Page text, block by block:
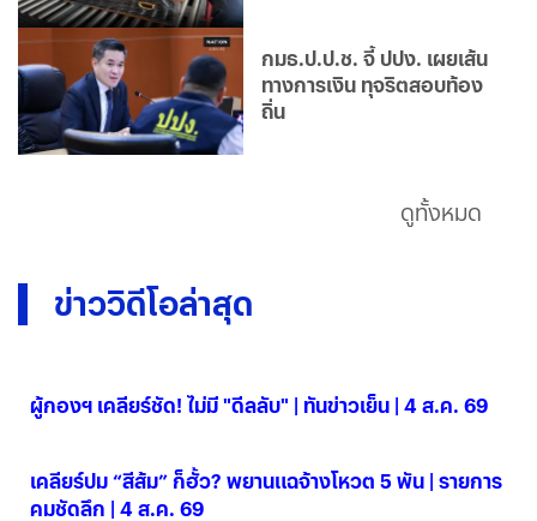
กมธ.ป.ป.ช. จี้ ปปง. เผยเส้น
ทางการเงิน ทุจริตสอบท้อง
ถิ่น
ดูทั้งหมด
ข่าววิดีโอล่าสุด
ผู้กองฯ เคลียร์ชัด! ไม่มี "ดีลลับ" | ทันข่าวเย็น | 4 ส.ค. 69
เคลียร์ปม “สีส้ม” ก็ฮั้ว? พยานแฉจ้างโหวต 5 พัน | รายการ
คมชัดลึก | 4 ส.ค. 69